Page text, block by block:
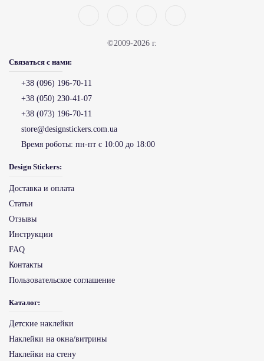
©2009-2026 г.
Связаться с нами:
+38 (096) 196-70-11
+38 (050) 230-41-07
+38 (073) 196-70-11
store@designstickers.com.ua
Время роботы: пн-пт с 10:00 до 18:00
Design Stickers:
Доставка и оплата
Статьи
Отзывы
Инструкции
FAQ
Контакты
Пользовательское соглашение
Каталог:
Детские наклейки
Наклейки на окна/витрины
Наклейки на стену